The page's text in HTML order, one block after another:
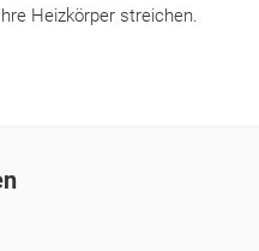
Heizkörper streichen.